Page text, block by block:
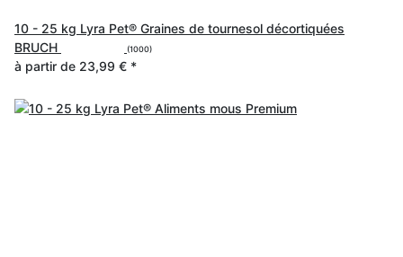
10 - 25 kg Lyra Pet® Graines de tournesol décortiquées
BRUCH
(1000)
à partir de 23,99 € *